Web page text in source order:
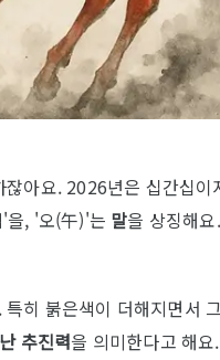
아요. 2026년은 십간십이
을, '오(午)'는 말을 상징해
히 붉은색이 더해지면서
추진력을 의미한다고 해